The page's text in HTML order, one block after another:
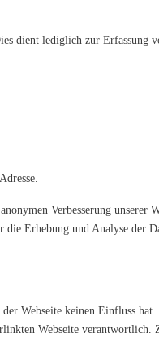
dient lediglich zur
Verbesserung unserer
die Erhebung und Analyse der
Webseite keinen Einfluss
Webseite verantwortlich.